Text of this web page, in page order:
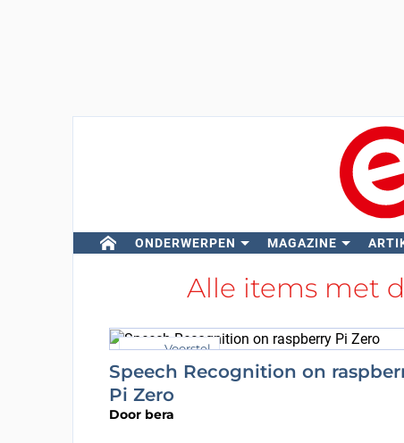
ONDERWERPEN MAGAZINE
Alle items met
Voorstel
Speech Recognition on
Pi Zero
Door bera